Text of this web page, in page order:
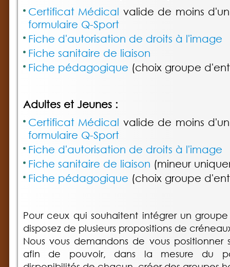
Certificat Médical valide de moins
formulaire Q-Sport
Fiche d'autorisation de droits à l'image
Fiche sanitaire de liaison
Fiche pédagogique (choix groupe
Adultes et Jeunes :
Certificat Médical valide de moins
formulaire Q-Sport
Fiche d'autorisation de droits à l'image
Fiche sanitaire de liaison (mineur
Fiche pédagogique (choix groupe
Pour ceux qui souhaitent intégrer un
disposez de plusieurs propositions de
Nous vous demandons de vous positionner
afin de pouvoir, dans la mesure du